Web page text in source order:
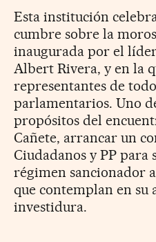
Esta institución
cumbre sobre la
inaugurada por el
Albert Rivera, y en la
representantes de
parlamentarios. Uno
propósitos del
Cañete, arrancar un
Ciudadanos y PP para
régimen sancionador
que contemplan en su
investidura.